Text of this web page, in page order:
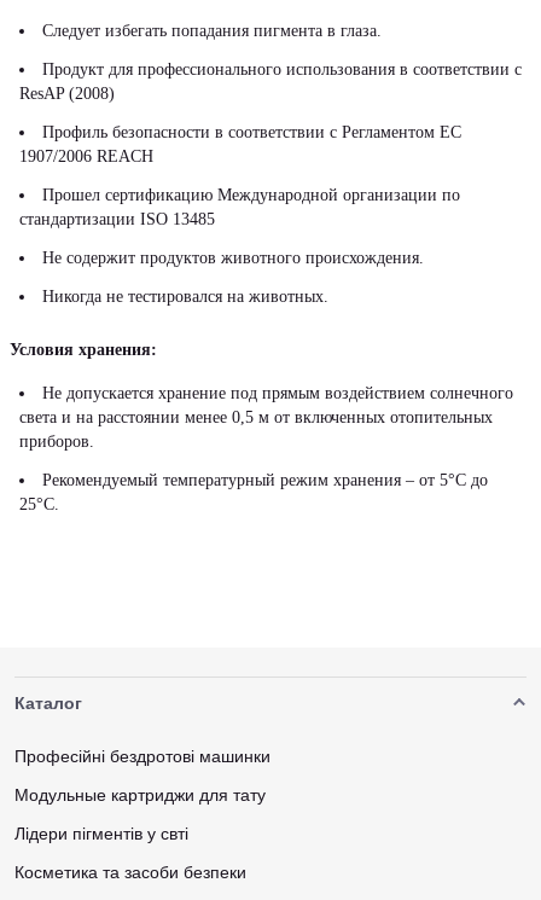
Следует избегать попадания пигмента в глаза.
Продукт для профессионального использования в соответствии с
ResAP (2008)
Профиль безопасности в соответствии с Регламентом ЕС
1907/2006 REACH
Прошел сертификацию Международной организации по
стандартизации ISO 13485
Не содержит продуктов животного происхождения.
Никогда не тестировался на животных.
Условия хранения:
Не допускается хранение под прямым воздействием солнечного
света и на расстоянии менее 0,5 м от включенных отопительных
приборов.
Рекомендуемый температурный режим хранения – от 5°С до
25°С.
Каталог
Професійні бездротові машинки
Модульные картриджи для тату
Лідери пігментів у свті
Косметика та засоби безпеки